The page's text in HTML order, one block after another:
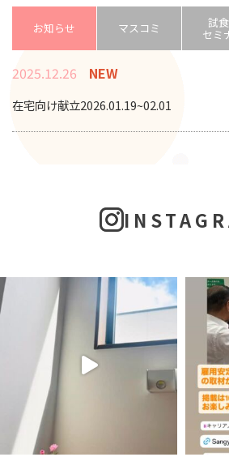
お知らせ マスコミ 試
セミ
2025.12.26 NEW
在宅向け献立2026.01.19~02.01